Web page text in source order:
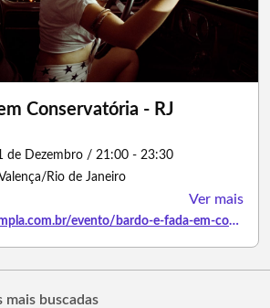
Conservatória - RJ
de Dezembro / 21:00 - 23:30
Rio de Janeiro
Ver mais
https://www.sympla.com.br/evento/bardo-e-fada-em-conservatoria-rj/3237056
mais buscadas